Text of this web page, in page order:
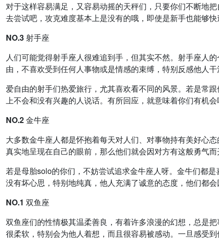
对于这样容易满足，又容易动摇的天秤们，只要你们不断地
去尝试吧，攻克难度基本上是没有的哦，即使是新手也能够
NO.3 射手座
人们可能觉得射手座人很难追到手，但其实不然。射手座人
由，不喜欢受到任何人事物或是情感的束缚，特别反感他人
爱自由的射手们热爱旅行，尤其喜欢看不同的风景。若是常
上不会和没有兴趣的人说话。有所回应，就意味着你们有机
NO.2 金牛座
大多数金牛座人都是怀抱着每天对人们、对事物持有美好心
真实地呈现在自己的眼前，那么他们就会因对方有这般勇气
若是母胎solo的你们，不妨尝试追求金牛座人呀。金牛们都
没有坏心思，特别地纯真，他人充满了诚意的态度，他们都
NO.1 双鱼座
双鱼座们的性情极其温柔善良，有着许多浪漫的幻想，总是
很柔软，特别会为他人着想，而且很容易被感动。一旦感受